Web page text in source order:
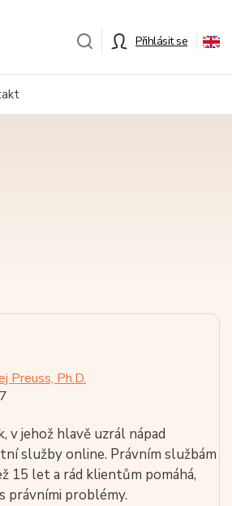
Přihlásit se
Preuss, Ph.D.
v jehož hlavě uzrál nápad
služby online. Právním službám
15 let a rád klientům pomáhá,
právními problémy.